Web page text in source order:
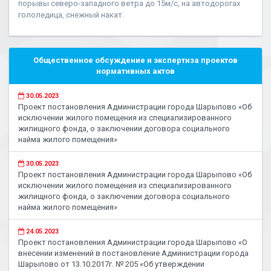
порывы северо-западного ветра до 15м/с, на автодорогах
гололедица, снежный накат.
Общественное обсуждение и экспертиза проектов
нормативных актов
30.05.2023
Проект постановления Администрации города Шарыпово «Об
исключении жилого помещения из специализированного
жилищного фонда, о заключении договора социального
найма жилого помещения»
30.05.2023
Проект постановления Администрации города Шарыпово «Об
исключении жилого помещения из специализированного
жилищного фонда, о заключении договора социального
найма жилого помещения»
24.05.2023
Проект постановления Администрации города Шарыпово «О
внесении изменений в постановление Администрации города
Шарыпово от 13.10.2017г. № 205 «Об утверждении